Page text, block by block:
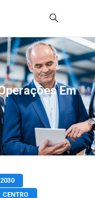
Em
CENTRO